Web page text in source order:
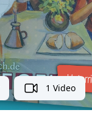
1 Video